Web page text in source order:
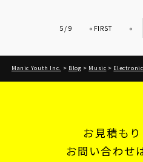
5 / 9 « FIRST «
Manic Youth Inc. > Blog > Music >
お見積も
お問い合わせ